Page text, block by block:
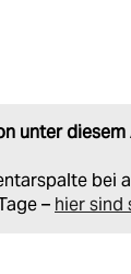
unter
bei
– hier sind